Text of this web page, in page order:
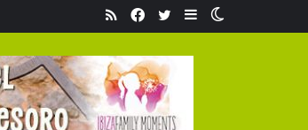
Sidebar
Twitter
Facebook
RSS